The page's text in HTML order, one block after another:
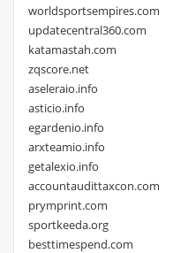
worldsportsempires.com
updatecentral360.com
katamastah.com
zqscore.net
aseleraio.info
asticio.info
egardenio.info
arxteamio.info
getalexio.info
accountaudittaxcon.com
prymprint.com
sportkeeda.org
besttimespend.com